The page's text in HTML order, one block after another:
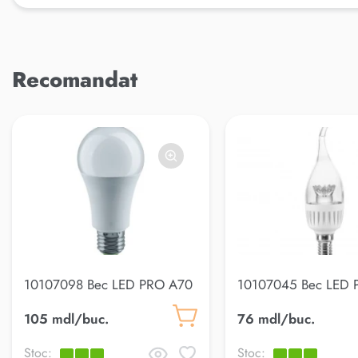
Recomandat
10107098 Bec LED PRO A70
105 mdl/buc.
Stoc:
10107045 Bec LED
76 mdl/buc.
Stoc: